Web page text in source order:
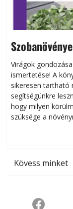
Virágok
ismertetése! A
sikeresen tart­ha­tó
segítségünkre
hogy milyen
szüksége a
Kövess minket